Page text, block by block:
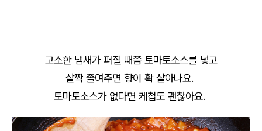
고소한 냄새가 퍼질 때쯤 토마토소스를 넣고
살짝 졸여주면 향이 확 살아나요.
토마토소스가 없다면 케첩도 괜찮아요.